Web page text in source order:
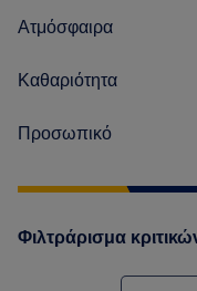
Ατμόσφαιρα
Καθαριότητα
Προσωπικό
Φιλτράρισμα